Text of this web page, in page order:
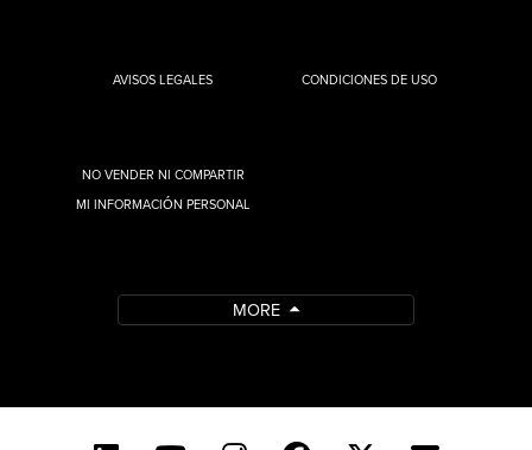
AVISOS LEGALES CONDICIONES DE USO
NO VENDER NI COMPARTIR
MI INFORMACIÓN PERSONAL
MORE